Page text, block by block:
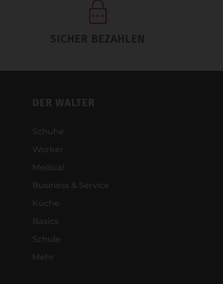
SICHER BEZAHLEN
DER WALTER
Schuhe
Worker
Medical
Business & Service
Küche
Basics
Schule
Mehr